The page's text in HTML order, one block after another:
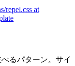
repel.css at
るパターン。サイ